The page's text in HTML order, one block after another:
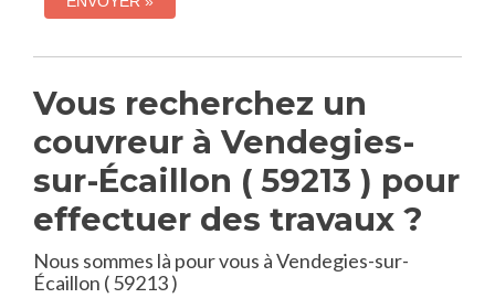
Vous recherchez un
couvreur à Vendegies-
sur-Écaillon ( 59213 ) pour
effectuer des travaux ?
Nous sommes là pour vous à Vendegies-sur-
Écaillon ( 59213 )